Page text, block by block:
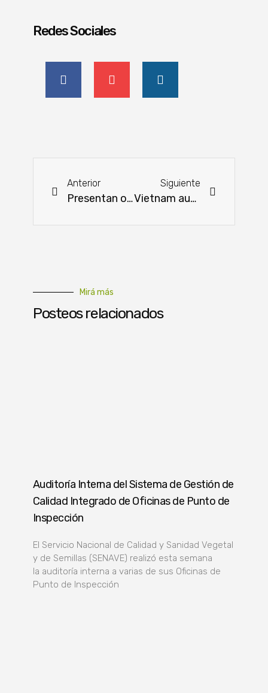
Redes Sociales
Anterior
Presentan oficialmente la Cámara Paraguaya de Industrias Porcinas y Derivados
Siguiente
Vietnam autoriza el medicamento ruso Pembrolizumab 2025
Mirá más
Posteos relacionados
Auditoría Interna del Sistema de Gestión de
Calidad Integrado de Oficinas de Punto de
Inspección
El Servicio Nacional de Calidad y Sanidad Vegetal
y de Semillas (SENAVE) realizó esta semana
la auditoría interna a varias de sus Oficinas de
Punto de Inspección